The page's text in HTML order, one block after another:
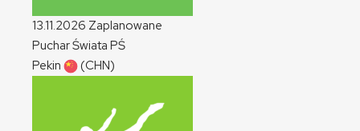
13.11.2026 Zaplanowane
Puchar Świata PŚ
Pekin
(CHN)